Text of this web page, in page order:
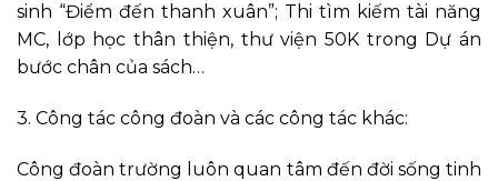
sinh “Điểm đến thanh xuân”; Thi tìm kiếm tài năng
MC, lớp học thân thiện, thư viện 50K trong Dự án
bước chân của sách…
3. Công tác công đoàn và các công tác khác:
Công đoàn trường luônquan tâm đến đời sống tinh